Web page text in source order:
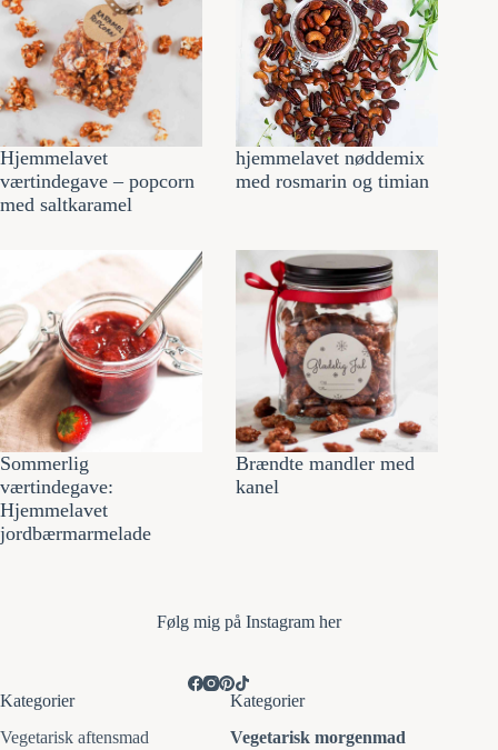
Hjemmelavet
værtindegave – popcorn
med saltkaramel
hjemmelavet nøddemix
med rosmarin og timian
Sommerlig
værtindegave:
Hjemmelavet
jordbærmarmelade
Brændte mandler med
kanel
Følg mig på Instagram her